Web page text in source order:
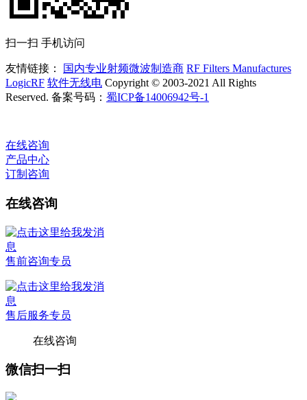
扫一扫 手机访问
友情链接： 国内专业射频微波制造商 RF Filters Manufactures
LogicRF 软件无线电 Copyright © 2003-2021 All Rights
Reserved. 备案号码： 蜀ICP备14006942号-1
在线咨询
产品中心
订制咨询
在线咨询
售前咨询专员
售后服务专员
在线咨询
微信扫一扫